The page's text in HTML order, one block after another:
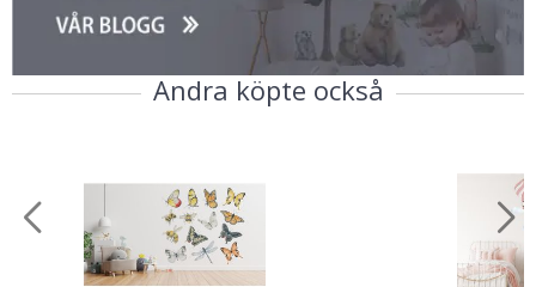
Andra köpte också